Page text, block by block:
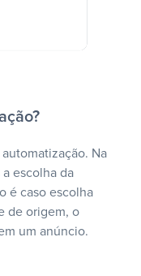
Na
escolha da
é caso escolha
de origem, o
um anúncio.